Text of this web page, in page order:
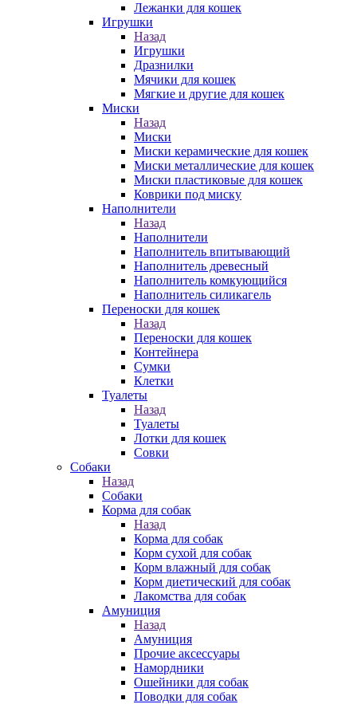
Лежанки для кошек
Игрушки
Назад
Игрушки
Дразнилки
Мячики для кошек
Мягкие и другие для кошек
Миски
Назад
Миски
Миски керамические для кошек
Миски металлические для кошек
Миски пластиковые для кошек
Коврики под миску
Наполнители
Назад
Наполнители
Наполнитель впитывающий
Наполнитель древесный
Наполнитель комкующийся
Наполнитель силикагель
Переноски для кошек
Назад
Переноски для кошек
Контейнера
Сумки
Клетки
Туалеты
Назад
Туалеты
Лотки для кошек
Совки
Собаки
Назад
Собаки
Корма для собак
Назад
Корма для собак
Корм сухой для собак
Корм влажный для собак
Корм диетический для собак
Лакомства для собак
Амуниция
Назад
Амуниция
Прочие аксессуары
Намордники
Ошейники для собак
Поводки для собак